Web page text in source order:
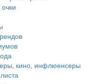
кино, инфлюенсеры